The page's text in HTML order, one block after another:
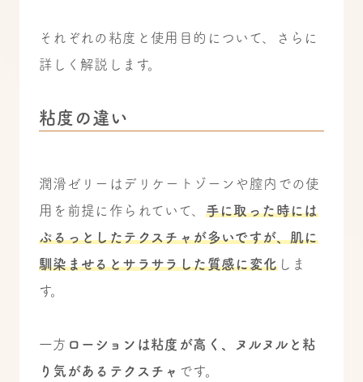
それぞれの粘度と使用目的について、さらに
詳しく解説します。
粘度の違い
潤滑ゼリーはデリケートゾーンや膣内での使
用を前提に作られていて、 手に取った時には
ぷるっとしたテクスチャが多いですが、肌に
馴染ませるとサラサラした質感に変化しま
す。
一方 ローションは粘度が高く、ヌルヌルと粘
り気があるテクスチャ です。